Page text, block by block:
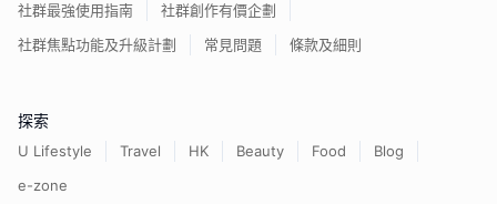
社群最強使用指南
社群創作有價企劃
社群焦點功能及升級計劃
常見問題 條款及細則
探索
U Lifestyle Travel HK Beauty Food
Blog
e-zone